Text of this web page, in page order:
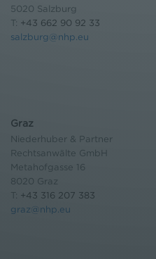
5020 Salzburg
T: +43 662 90 92 33
salzburg@nhp.eu
Graz
Niederhuber & Partner
Rechtsanwälte GmbH
Metahofgasse 16
8020 Graz
T: +43 316 207 383
graz@nhp.eu